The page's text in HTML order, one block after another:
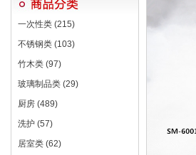
一次性类 (215)
不锈钢类 (103)
竹木类 (97)
玻璃制品类 (29)
厨房 (489)
洗护 (57)
居室类 (62)